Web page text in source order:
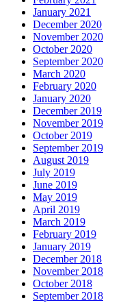
January 2021
December 2020
November 2020
October 2020
September 2020
March 2020
February 2020
January 2020
December 2019
November 2019
October 2019
September 2019
August 2019
July 2019
June 2019
May 2019
April 2019
March 2019
February 2019
January 2019
December 2018
November 2018
October 2018
September 2018